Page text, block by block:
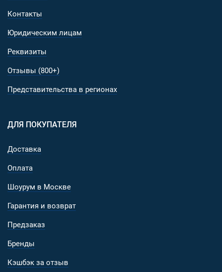
Контакты
Юридическим лицам
Реквизиты
Отзывы (800+)
Представительства в регионах
ДЛЯ ПОКУПАТЕЛЯ
Доставка
Оплата
Шоурум в Москве
Гарантия и возврат
Предзаказ
Бренды
Кэшбэк за отзыв